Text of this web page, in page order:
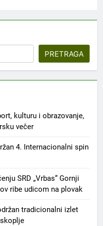
PRETRAGA
kulturu i obrazovanje,
večer
4. Internacionalni spin
SRD „Vrbas“ Gornji
ribe udicom na plovak
tradicionalni izlet